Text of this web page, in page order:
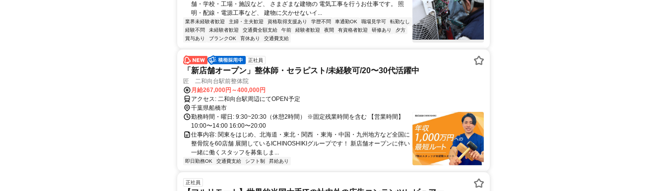
舗・学校・工場・施設など、 さまざまな建物の 電気工事を行うお仕事です。 照
明・配線・電源工事など、 建物に欠かせないイ...
業界未経験者歓迎 主婦・主夫歓迎 資格取得支援あり 学歴不問 車通勤OK 職場見学可
転勤なし
経験不問
未経験者歓迎 交通費全額支給 午前 経験者歓迎 夜間 有資格者歓迎 研修あり
夕方
賞与あり
ブランクOK 育休あり 交通費支給
正社員
「新店舗オープン」整体師・セラピスト/未経験可/20〜30代活躍中
匠 二和向台駅前整体院
月給267,000円～400,000円
アクセス: 二和向台駅周辺にてOPEN予定
千葉県船橋市
勤務時間・曜日: 9:30~20:30（休憩2時間） ※固定残業時間を含む 【営業時間】
10:00〜14:00 16:00〜20:00
仕事内容: 関東をはじめ、北海道・東北・関西 ・東海・中国・九州地方など全国に
整骨院を60店舗 展開しているICHINOSHIKIグループです！ 新店舗オープンに伴い
一緒に働くスタッフを募集しま...
即日勤務OK 交通費支給 シフト制 昇給あり
正社員